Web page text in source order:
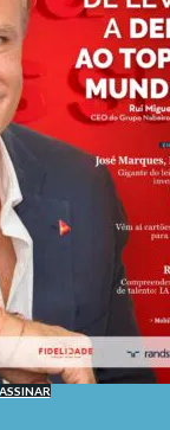
ASSINAR